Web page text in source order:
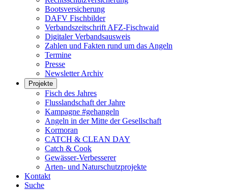
Bootsversicherung
DAFV Fischbilder
Verbandszeitschrift AFZ-Fischwaid
Digitaler Verbandsausweis
Zahlen und Fakten rund um das Angeln
Termine
Presse
Newsletter Archiv
Projekte
Fisch des Jahres
Flusslandschaft der Jahre
Kampagne #gehangeln
Angeln in der Mitte der Gesellschaft
Kormoran
CATCH & CLEAN DAY
Catch & Cook
Gewässer-Verbesserer
Arten- und Naturschutzprojekte
Kontakt
Suche